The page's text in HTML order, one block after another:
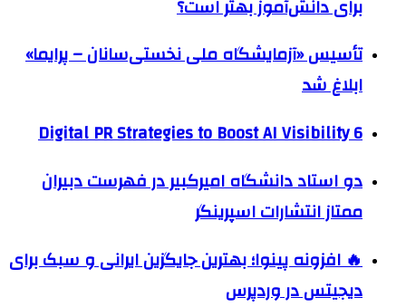
برای دانش‌آموز بهتر است؟
تأسیس «آزمایشگاه ملی نخستی‌سانان – پرایما»
ابلاغ شد
6 Digital PR Strategies to Boost AI Visibility
دو استاد دانشگاه امیرکبیر در فهرست دبیران
ممتاز انتشارات اسپرینگر
🔥 افزونه پینوا؛ بهترین جایگزین ایرانی و سبک برای
دیجیتس در وردپرس